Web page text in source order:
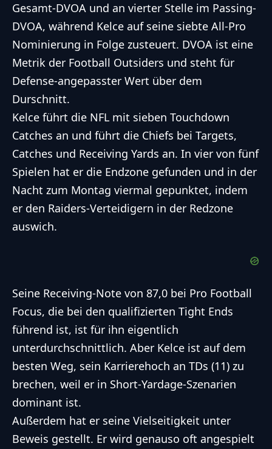
Gesamt-DVOA und an vierter Stelle im Passing-
DVOA, während Kelce auf seine siebte All-Pro
Nominierung in Folge zusteuert. DVOA ist eine
Metrik der Football Outsiders und steht für
Defense-angepasster Wert über dem
Durschnitt.
Kelce führt die NFL mit sieben Touchdown
Catches an und führt die Chiefs bei Targets,
Catches und Receiving Yards an. In vier von fünf
Spielen hat er die Endzone gefunden und in der
Nacht zum Montag viermal gepunktet, indem
er den Raiders-Verteidigern in der Redzone
auswich.
Seine Receiving-Note von 87,0 bei Pro Football
Focus, die bei den qualifizierten Tight Ends
führend ist, ist für ihn eigentlich
unterdurchschnittlich. Aber Kelce ist auf dem
besten Weg, sein Karrierehoch an TDs (11) zu
brechen, weil er in Short-Yardage-Szenarien
dominant ist.
Außerdem hat er seine Vielseitigkeit unter
Beweis gestellt. Er wird genauso oft angespielt